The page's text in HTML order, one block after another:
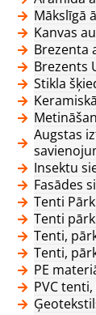
Mākslīgā
Kanvas
Brezenta
Brezents
Stikla
Augstas
Insektu
Fasādes
Tenti
Tenti
Tenti,
Tenti,
PE
PVC